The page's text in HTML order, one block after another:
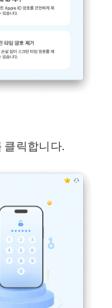
클릭합니다.